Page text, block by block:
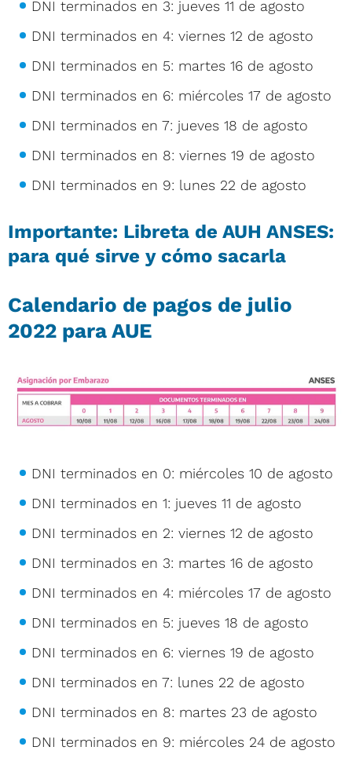
DNI terminados en 3: jueves 11 de agosto
DNI terminados en 4: viernes 12 de agosto
DNI terminados en 5: martes 16 de agosto
DNI terminados en 6: miércoles 17 de agosto
DNI terminados en 7: jueves 18 de agosto
DNI terminados en 8: viernes 19 de agosto
DNI terminados en 9: lunes 22 de agosto
Importante: Libreta de AUH ANSES:
para qué sirve y cómo sacarla
Calendario de pagos de julio
2022 para AUE
DNI terminados en 0: miércoles 10 de agosto
DNI terminados en 1: jueves 11 de agosto
DNI terminados en 2: viernes 12 de agosto
DNI terminados en 3: martes 16 de agosto
DNI terminados en 4: miércoles 17 de agosto
DNI terminados en 5: jueves 18 de agosto
DNI terminados en 6: viernes 19 de agosto
DNI terminados en 7: lunes 22 de agosto
DNI terminados en 8: martes 23 de agosto
DNI terminados en 9: miércoles 24 de agosto